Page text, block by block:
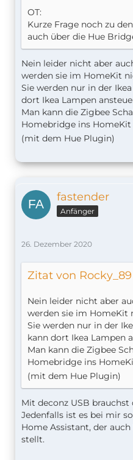
OT:
Kurze Frage noch zu
auch über die Hue
Nein leider nicht aber
werden sie im HomeKit
Sie werden nur in der
dort Ikea Lampen
Man kann die Zigbee
Homebridge ins
(mit dem Hue Plugin)
fastender
Anfänger
26. Dezember 2020
Zitat von Rocky_89
Nein leider nicht aber
werden sie im HomeKit
Sie werden nur in der
kann dort Ikea Lampen
Man kann die Zigbee
Homebridge ins
(mit dem Hue Plugin)
Mit deconz USB
Jedenfalls ist es bei mir
Home Assistant, der
stellt.